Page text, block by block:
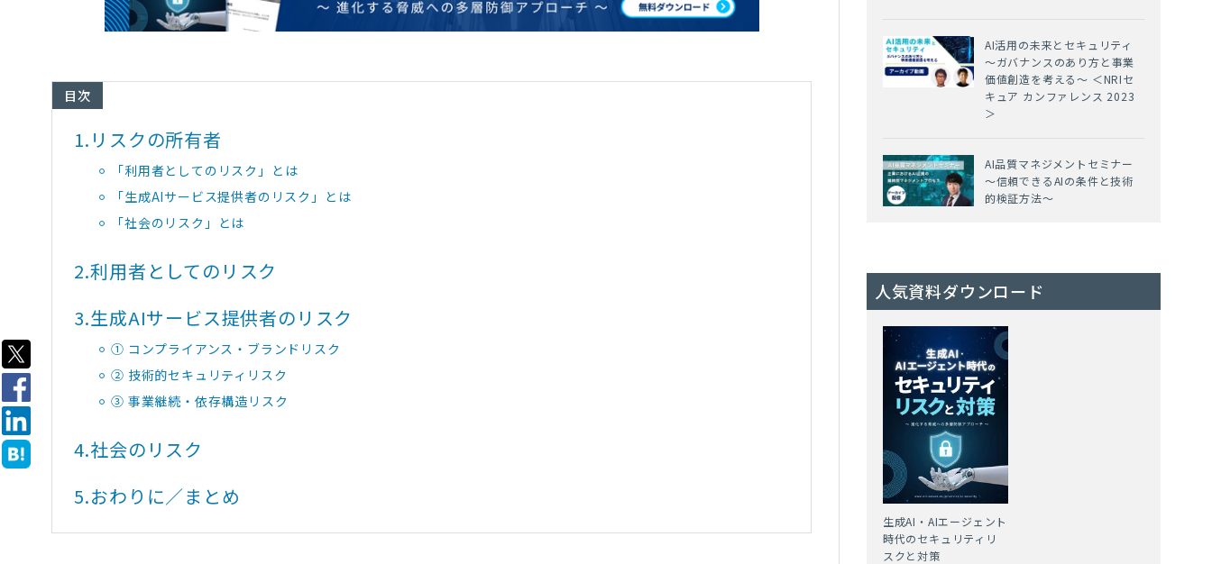
目次
1. リスクの所有者
「利用者としてのリスク」とは
「生成AIサービス提供者のリスク」とは
「社会のリスク」とは
2.利用者としてのリスク
3.生成AIサービス提供者のリスク
① コンプライアンス・ブランドリスク
② 技術的セキュリティリスク
③ 事業継続・依存構造リスク
4.社会のリスク
5.おわりに／まとめ
AI活用の未来とセキュリティ
～ガバナンスのあり方と事業
価値創造を考える～ ＜NRIセ
キュア カンファレンス 2023
＞
AI品質マネジメントセミナー
～信頼できるAIの条件と技術
的検証方法～
人気資料ダウンロード
生成AI・AIエージェント
時代のセキュリティリ
スクと対策